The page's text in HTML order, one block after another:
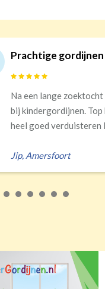
Prachtige
Na een lange
bij kindergordijnen.
heel goed verduisteren
Jip, Amersfoort